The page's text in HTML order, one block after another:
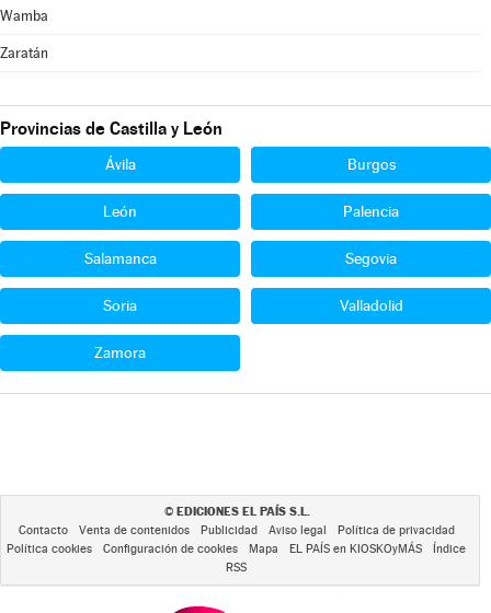
Wamba
Zaratán
Provincias de Castilla y León
Ávila Burgos
León Palencia
Salamanca Segovia
Soria Valladolid
Zamora
© EDICIONES EL PAÍS S.L.
Contacto Venta de contenidos Publicidad Aviso legal
Política de privacidad
Política cookies
Configuración de cookies Mapa EL PAÍS en KIOSKOyMÁS
Índice
RSS